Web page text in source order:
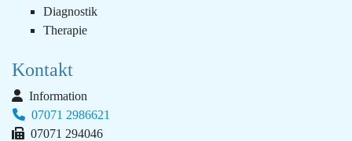
Diagnostik
Therapie
Kontakt
Information
07071 2986621
07071 294046